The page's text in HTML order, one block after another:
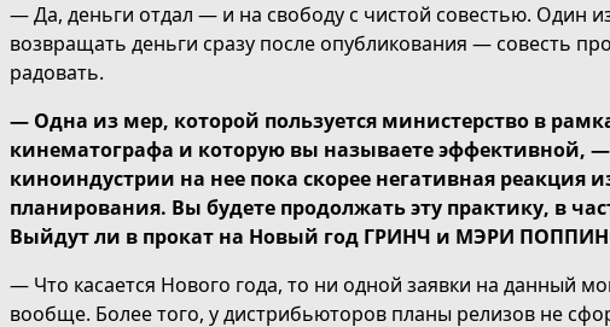
— Да, деньги отдал — и на свободу с чистой совестью. Один
возвращать деньги сразу после опубликования — совесть
радовать.
— Одна из мер, которой пользуется министерство в
кинематографа и которую вы называете эффективной,
киноиндустрии на нее пока скорее негативная реакция
планирования. Вы будете продолжать эту практику, в
Выйдут ли в прокат на Новый год ГРИНЧ и МЭРИ
— Что касается Нового года, то ни одной заявки на данный
вообще. Более того, у дистрибьюторов планы релизов не